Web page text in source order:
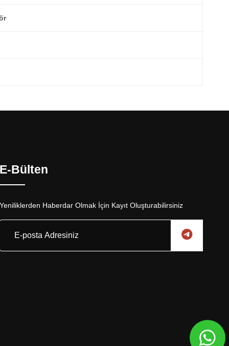
E-Bülten
Yeniliklerden Haberdar Olmak İçin Kayıt Oluşturabilirsiniz